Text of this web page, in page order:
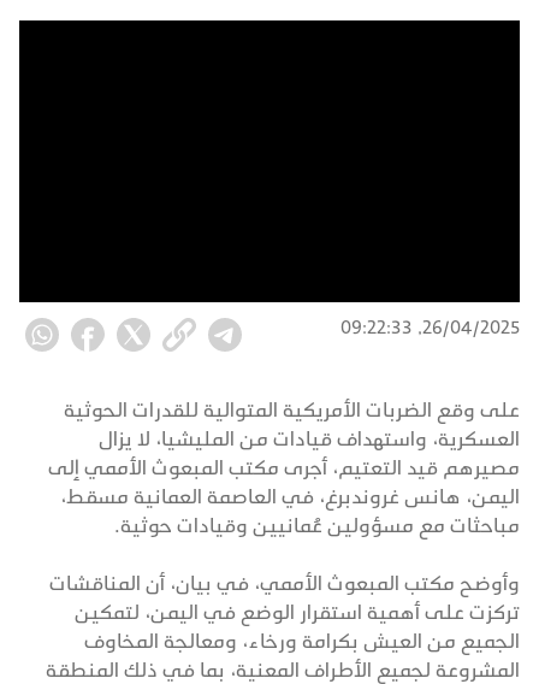
26/04/2025, 09:22:33
على وقع الضربات الأمريكية المتوالية للقدرات الحوثية
العسكرية، واستهداف قيادات من المليشيا، لا يزال
مصيرهم قيد التعتيم، أجرى مكتب المبعوث الأممي إلى
اليمن، هانس غروندبرغ، في العاصمة العمانية مسقط،
مباحثات مع مسؤولين عُمانيين وقيادات حوثية.
وأوضح مكتب المبعوث الأممي، في بيان، أن المناقشات
تركزت على أهمية استقرار الوضع في اليمن، لتمكين
الجميع من العيش بكرامة ورخاء، ومعالجة المخاوف
المشروعة لجميع الأطراف المعنية، بما في ذلك المنطقة